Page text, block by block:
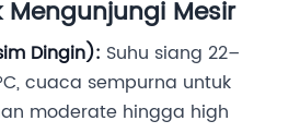
Mesir
Dingin): Suhu siang 22–
cuaca sempurna untuk
moderate hingga high